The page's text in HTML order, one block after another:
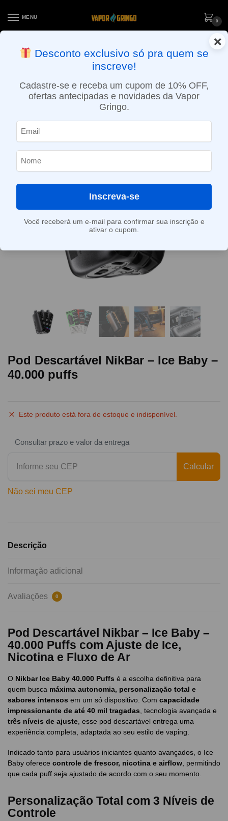
MENU
0
ENTREGA NO MESMO DIA EM SÃO PAULO (SEG A SEX): PEDIDOS
APROVADOS ATÉ 15:30 VIA MOTOBOY
Pod Descartável NikBar – Ice Baby –
40.000 puffs
Este produto está fora de estoque e indisponível.
Consultar prazo e valor da entrega
Calcular
Não sei meu CEP
Descrição
Informação adicional
Avaliações 0
Pod Descartável Nikbar – Ice Baby –
40.000 Puffs com Ajuste de Ice,
Nicotina e Fluxo de Ar
O Nikbar Ice Baby 40.000 Puffs é a escolha definitiva para
quem busca máxima autonomia, personalização total e
sabores intensos em um só dispositivo. Com capacidade
impressionante de até 40 mil tragadas , tecnologia avançada e
três níveis de ajuste , esse pod descartável entrega uma
experiência completa, adaptada ao seu estilo de vaping.
Indicado tanto para usuários iniciantes quanto avançados, o Ice
Baby oferece controle de frescor, nicotina e airflow, permitindo
que cada puff seja ajustado de acordo com o seu momento.
Personalização Total com 3 Níveis de
Controle
×
Desconto exclusivo só pra quem se
inscreve!
Cadastre-se e receba um cupom de 10% OFF,
ofertas antecipadas e novidades da Vapor
Gringo.
Inscreva-se
Você receberá um e-mail para confirmar sua inscrição e
ativar o cupom.